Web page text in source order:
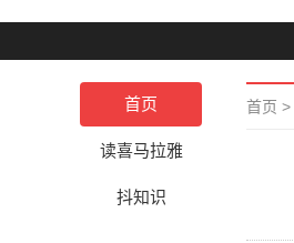
首页
读喜马拉雅
抖知识
首页 >